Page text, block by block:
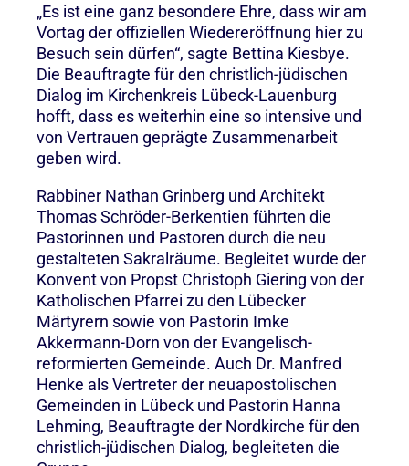
„Es ist eine ganz besondere Ehre, dass wir am
Vortag der offiziellen Wiedereröffnung hier zu
Besuch sein dürfen“, sagte Bettina Kiesbye.
Die Beauftragte für den christlich-jüdischen
Dialog im Kirchenkreis Lübeck-Lauenburg
hofft, dass es weiterhin eine so intensive und
von Vertrauen geprägte Zusammenarbeit
geben wird.
Rabbiner Nathan Grinberg und Architekt
Thomas Schröder-Berkentien führten die
Pastorinnen und Pastoren durch die neu
gestalteten Sakralräume. Begleitet wurde der
Konvent von Propst Christoph Giering von der
Katholischen Pfarrei zu den Lübecker
Märtyrern sowie von Pastorin Imke
Akkermann-Dorn von der Evangelisch-
reformierten Gemeinde. Auch Dr. Manfred
Henke als Vertreter der neuapostolischen
Gemeinden in Lübeck und Pastorin Hanna
Lehming, Beauftragte der Nordkirche für den
christlich-jüdischen Dialog, begleiteten die